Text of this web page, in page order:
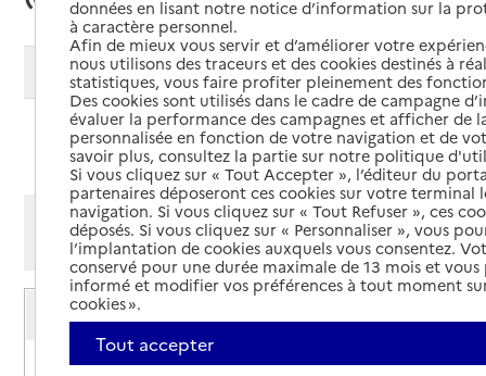
Modifier ma recherche
Ajouter cette recherche aux favoris
Afficher les résultats par:
Mode liste
Mode carte
Service autonomie à domicile (aide)
Adadom
Adresse
112 avenue Emile Vincent LE CALYPSO
données en lisant notre notice d’information sur la
à caractère personnel.
Afin de mieux vous servir et d’améliorer votre
nous utilisons des traceurs et des cookies destinés à
statistiques, vous faire profiter pleinement des
Des cookies sont utilisés dans le cadre de campagne
évaluer la performance des campagnes et afficher de
personnalisée en fonction de votre navigation et de
savoir plus, consultez la partie sur notre politique
Si vous cliquez sur « Tout Accepter », l’éditeur du
partenaires déposeront ces cookies sur votre terminal
navigation. Si vous cliquez sur « Tout Refuser », ces
déposés. Si vous cliquez sur « Personnaliser », vous
l’implantation de cookies auxquels vous consentez.
conservé pour une durée maximale de 13 mois et
informé et modifier vos préférences à tout moment
cookies ».
Tout accepter